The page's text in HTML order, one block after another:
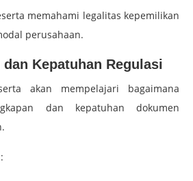
memahami legalitas kepemilikan
perusahaan.
Kepatuhan Regulasi
akan mempelajari bagaimana
dan kepatuhan dokumen